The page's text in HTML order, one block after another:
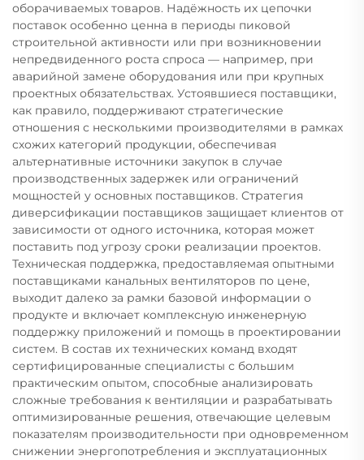
оборачиваемых товаров. Надёжность их цепочки
поставок особенно ценна в периоды пиковой
строительной активности или при возникновении
непредвиденного роста спроса — например, при
аварийной замене оборудования или при крупных
проектных обязательствах. Устоявшиеся поставщики,
как правило, поддерживают стратегические
отношения с несколькими производителями в рамках
схожих категорий продукции, обеспечивая
альтернативные источники закупок в случае
производственных задержек или ограничений
мощностей у основных поставщиков. Стратегия
диверсификации поставщиков защищает клиентов от
зависимости от одного источника, которая может
поставить под угрозу сроки реализации проектов.
Техническая поддержка, предоставляемая опытными
поставщиками канальных вентиляторов по цене,
выходит далеко за рамки базовой информации о
продукте и включает комплексную инженерную
поддержку приложений и помощь в проектировании
систем. В состав их технических команд входят
сертифицированные специалисты с большим
практическим опытом, способные анализировать
сложные требования к вентиляции и разрабатывать
оптимизированные решения, отвечающие целевым
показателям производительности при одновременном
снижении энергопотребления и эксплуатационных